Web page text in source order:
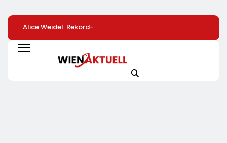
Alice Weidel: Rekord-
Insolvenzen Sind
Warnsignal –
Bundesregierung
Wächst Weiter:
NATURKIND-Welt Bei
Vorgesetzte Sind